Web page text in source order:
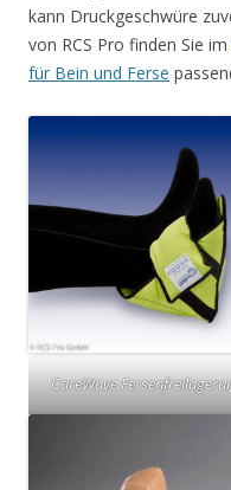
kann Druckgeschwüre
von RCS Pro finden Sie im
für Bein und Ferse
CareWave